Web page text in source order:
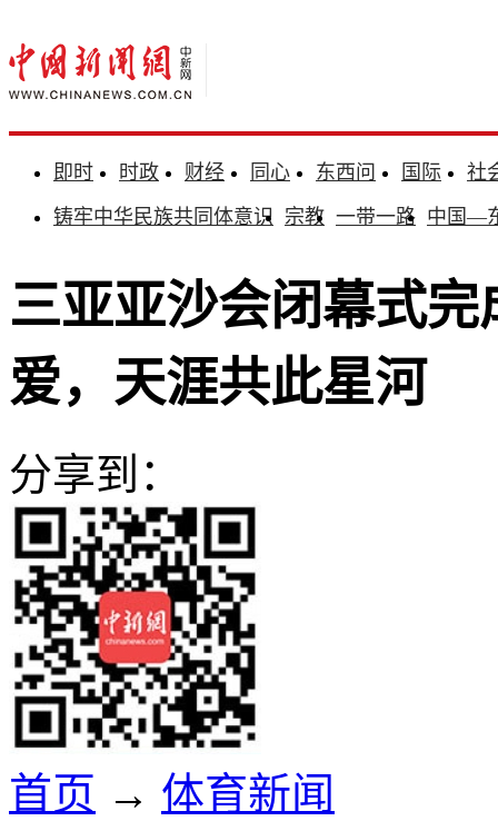
即时 时政 财经 同心 东西问 国际
社
铸牢中华民族共同体意识 宗教 一带一路 中国—
三亚亚沙会闭幕式
爱，天涯共此星河
分享到：
首页 → 体育新闻